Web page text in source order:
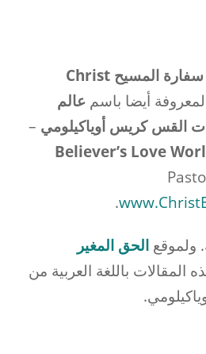
سفارة المسيح Christ
أيضا باسم عالم
القس كريس أوياكيلومي –
Believer’s Love
.
ولموقع الحق المغير
باللغة العربية من